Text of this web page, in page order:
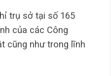
trụ sở tại số 165
của các Công
cũng như trong lĩnh